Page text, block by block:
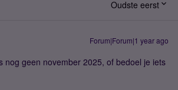
Oudste eerst
Forum|Forum|1 year ago
nog geen november 2025, of bedoel je iets